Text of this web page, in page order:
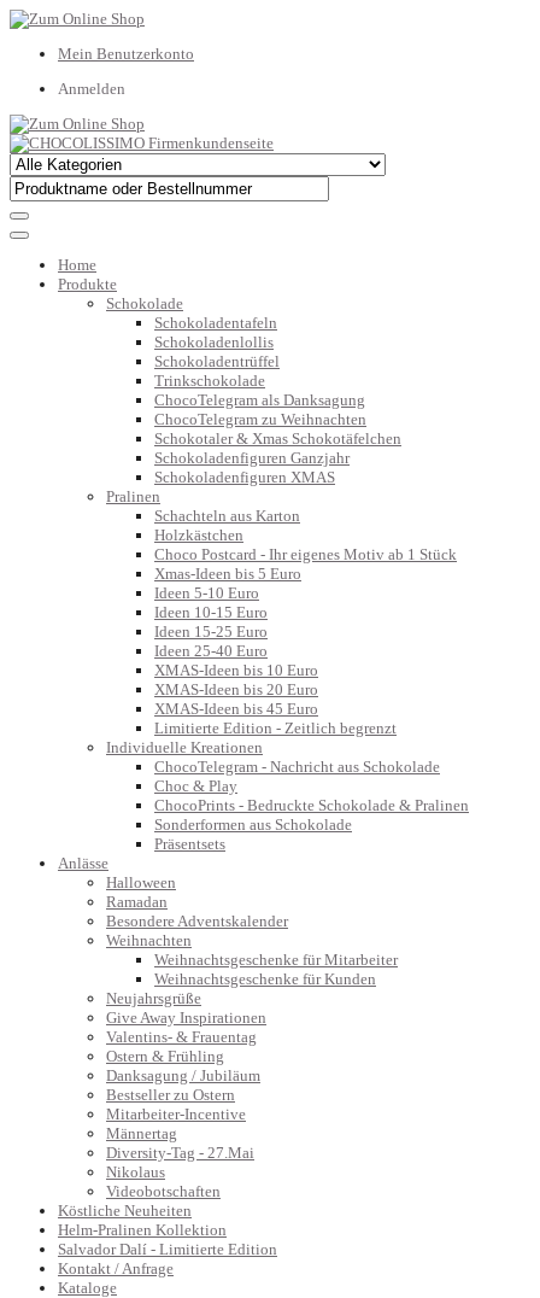
Mein Benutzerkonto
Anmelden
Home
Produkte
Schokolade
Schokoladentafeln
Schokoladenlollis
Schokoladentrüffel
Trinkschokolade
ChocoTelegram als Danksagung
ChocoTelegram zu Weihnachten
Schokotaler & Xmas Schokotäfelchen
Schokoladenfiguren Ganzjahr
Schokoladenfiguren XMAS
Pralinen
Schachteln aus Karton
Holzkästchen
Choco Postcard - Ihr eigenes Motiv ab 1 Stück
Xmas-Ideen bis 5 Euro
Ideen 5-10 Euro
Ideen 10-15 Euro
Ideen 15-25 Euro
Ideen 25-40 Euro
XMAS-Ideen bis 10 Euro
XMAS-Ideen bis 20 Euro
XMAS-Ideen bis 45 Euro
Limitierte Edition - Zeitlich begrenzt
Individuelle Kreationen
ChocoTelegram - Nachricht aus Schokolade
Choc & Play
ChocoPrints - Bedruckte Schokolade & Pralinen
Sonderformen aus Schokolade
Präsentsets
Anlässe
Halloween
Ramadan
Besondere Adventskalender
Weihnachten
Weihnachtsgeschenke für Mitarbeiter
Weihnachtsgeschenke für Kunden
Neujahrsgrüße
Give Away Inspirationen
Valentins- & Frauentag
Ostern & Frühling
Danksagung / Jubiläum
Bestseller zu Ostern
Mitarbeiter-Incentive
Männertag
Diversity-Tag - 27.Mai
Nikolaus
Videobotschaften
Köstliche Neuheiten
Helm-Pralinen Kollektion
Salvador Dalí - Limitierte Edition
Kontakt / Anfrage
Kataloge